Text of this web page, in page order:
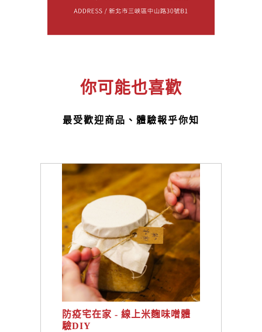
你可能也喜歡
最受歡迎商品、體驗報乎你知
防疫宅在家 - 線上米麴味噌體
驗DIY